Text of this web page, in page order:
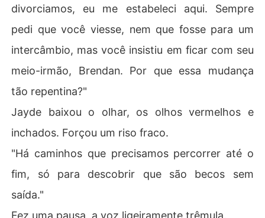
divorciamos, eu me estabeleci aqui. Sempre
pedi que você viesse, nem que fosse para um
intercâmbio, mas você insistiu em ficar com seu
meio-irmão, Brendan. Por que essa mudança
tão repentina?"
Jayde baixou o olhar, os olhos vermelhos e
inchados. Forçou um riso fraco.
"Há caminhos que precisamos percorrer até o
fim, só para descobrir que são becos sem
saída."
Fez uma pausa, a voz ligeiramente trêmula.